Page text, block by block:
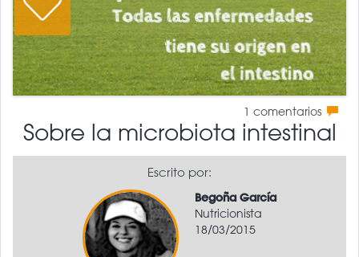
1 comentarios
Sobre la microbiota intestinal
Escrito por:
Begoña García
Nutricionista
18/03/2015